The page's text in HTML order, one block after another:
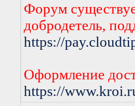
Форум
добродетель,
https://
Оформление
https://